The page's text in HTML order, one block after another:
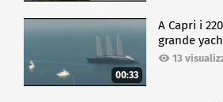
00:33
A Capri i
grande
13